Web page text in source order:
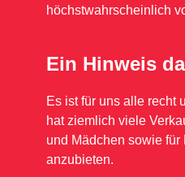
höchstwahrscheinlich
Ein Hinweis
Es ist für uns alle recht
hat ziemlich viele
und Mädchen sowie
anzubieten.